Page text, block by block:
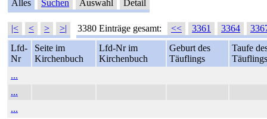
Alles Suchen Auswahl Detail
|< < > >| 3380 Einträge gesamt: << 3361 3364
Lfd-
Nr
Seite im
Kirchenbuch
Lfd-Nr im
Kirchenbuch
Geburt des
Täuflings
Taufe
Täuflings
...
...
...